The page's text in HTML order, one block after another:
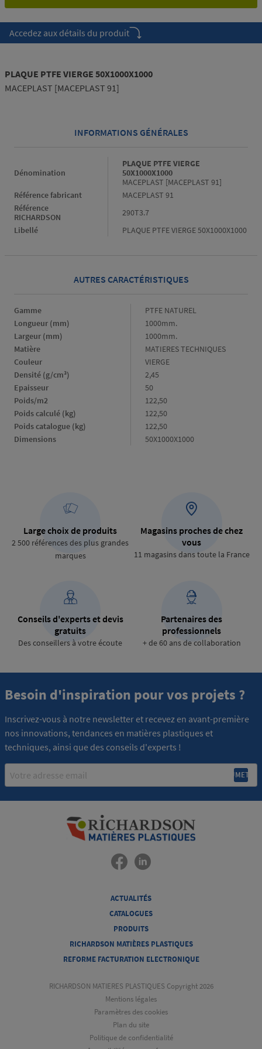
Accedez aux détails du produit
PLAQUE PTFE VIERGE 50X1000X1000
MACEPLAST [MACEPLAST 91]
INFORMATIONS GÉNÉRALES
Dénomination
PLAQUE PTFE VIERGE
50X1000X1000
MACEPLAST [MACEPLAST 91]
Référence fabricant
MACEPLAST 91
Référence
RICHARDSON
290T3.7
Libellé
PLAQUE PTFE VIERGE 50X1000X1000
AUTRES CARACTÉRISTIQUES
Gamme Gamme
PTFE NATUREL
Longueur (mm)
Longueur
(mm)
1000mm.
Largeur (mm)
Largeur
(mm)
1000mm.
Matière
Matière
MATIERES TECHNIQUES
Couleur
Couleur
VIERGE
Densité (g/cm³)
Densité
(g/cm³)
2,45
Epaisseur
Epaisseur
50
Poids/m2
Poids/m2
122,50
Poids calculé (kg)
Poids
calculé
(kg)
122,50
Poids catalogue (kg)
Poids
catalogue
(kg)
122,50
Dimensions
Dimensions
50X1000X1000
Large choix de produits
2 500 références des plus grandes
marques
Magasins proches de chez
vous
11 magasins dans toute la France
Conseils d'experts et devis
gratuits
Des conseillers à votre écoute
Partenaires des
professionnels
+ de 60 ans de collaboration
Besoin d'inspiration pour vos projets ?
Inscrivez-vous à notre newsletter et recevez en avant-première
nos innovations, tendances en matières plastiques et
techniques, ainsi que des conseils d'experts !
Email
ACTUALITÉS
CATALOGUES
PRODUITS
RICHARDSON MATIÈRES PLASTIQUES
REFORME FACTURATION ELECTRONIQUE
RICHARDSON MATIERES PLASTIQUES Copyright 2026
Mentions légales
Paramètres des cookies
Plan du site
Politique de confidentialité